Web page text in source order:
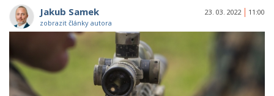
Jakub Samek
zobrazit články autora
23. 03. 2022 11:00